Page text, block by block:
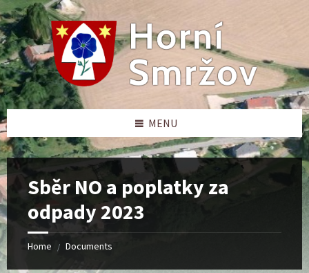
Skip
to
content
Skip
to
left
sidebar
Skip
to
footer
MENU
Sběr NO a poplatky za
odpady 2023
Home / Documents